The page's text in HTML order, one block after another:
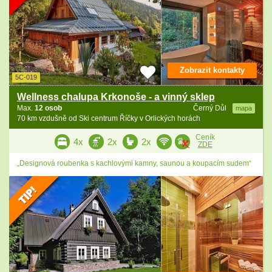
5C-019
Wellness chalupa Krkonoše - a vinný sklep
Černý Důl mapa
Max. 12 osob
70 km vzdušně od Ski centrum Říčky v Orlických horách
Zobrazit kontakty
4x 2x 2x
Ceník
ZDE
„Designová roubenka s kachlovými kamny, saunou a koupacím sudem“